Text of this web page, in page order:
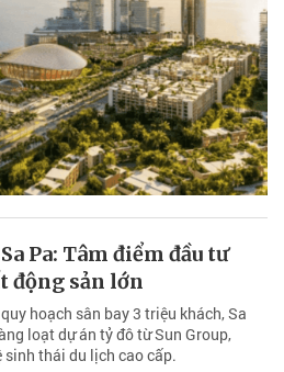
Pa: Tâm điểm đầu tư
động sản lớn
hoạch sân bay 3 triệu khách, Sa
loạt dự án tỷ đô từ Sun Group,
sinh thái du lịch cao cấp.